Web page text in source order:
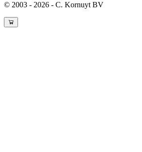
© 2003 - 2026 - C. Kornuyt BV